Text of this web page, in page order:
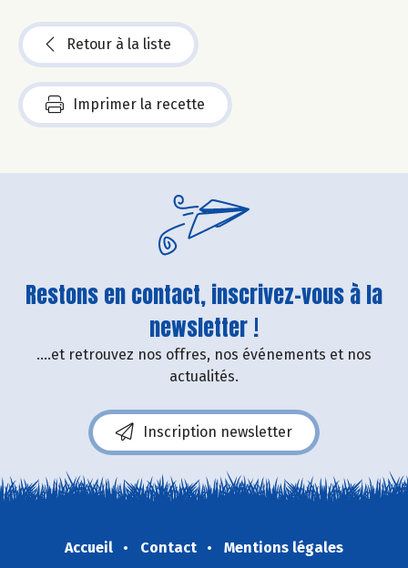
Retour à la liste
Imprimer la recette
Restons en contact, inscrivez-vous à la
newsletter !
....et retrouvez nos offres, nos événements et nos
actualités.
Inscription newsletter
Accueil Contact
Mentions légales